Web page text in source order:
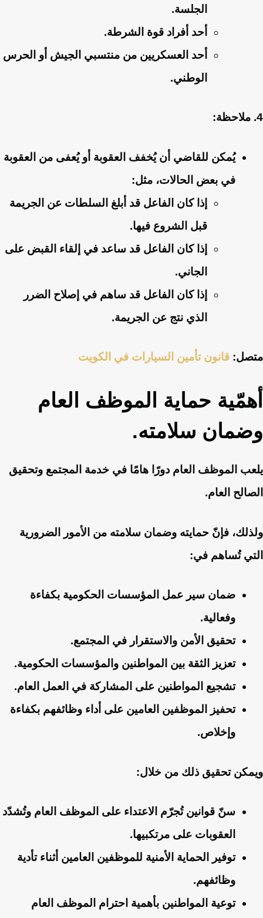
الجلسة.
أحد أفراد قوة الشرطة.
أحد العسكريين من منتسبي الجيش أو الحرس
الوطني.
4. ملاحظة:
يُمكن للقاضي أن يُخفف العقوبة أو يُعفى من العقوبة
في بعض الحالات، مثل:
إذا كان الفاعل قد أبلغ السلطات عن الجريمة
قبل الشروع فيها.
إذا كان الفاعل قد ساعد في إلقاء القبض على
الجاني.
إذا كان الفاعل قد ساهم في إصلاح الضرر
الذي نتج عن الجريمة.
متصل: قانون تأمين السيارات في الكويت
أهمّية حماية الموظف العام
وضمان سلامته.
يلعب الموظف العام دورًا هامًا في خدمة المجتمع وتحقيق
الصالح العام.
ولذلك، فإنّ حمايته وضمان سلامته من الأمور الضرورية
التي تُساهم في:
ضمان سير عمل المؤسسات الحكومية بكفاءة
وفعالية.
تحقيق الأمن والاستقرار في المجتمع.
تعزيز الثقة بين المواطنين والمؤسسات الحكومية.
تشجيع المواطنين على المشاركة في العمل العام.
تحفيز الموظفين العامين على أداء وظائفهم بكفاءة
وإخلاص.
ويمكن تحقيق ذلك من خلال:
سنّ قوانين تُجرّم الاعتداء على الموظف العام وتُشدّد
العقوبات على مرتكبيها.
توفير الحماية الأمنية للموظفين العامين أثناء تأدية
وظائفهم.
توعية المواطنين بأهمية احترام الموظف العام